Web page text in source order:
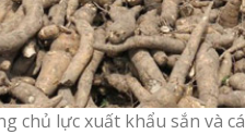
chủ lực xuất khẩu sắn và